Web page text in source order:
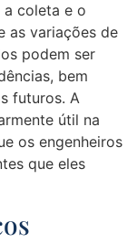
coleta e o
as variações de
podem ser
bem
futuros. A
útil na
os engenheiros
que eles